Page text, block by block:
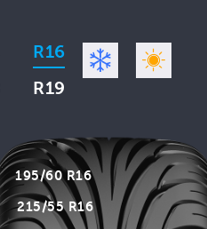
R16
R19
195/60 R16
215/55 R16